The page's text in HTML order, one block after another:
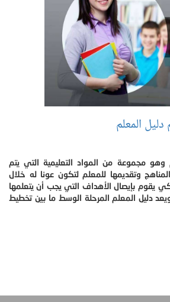
المعلم
وهو مجموعة من المواد التعليمية التي يتم
وتقديمها للمعلم لتكون عونا له خلال
يقوم بإيصال الأهداف التي يجب أن يتعلمها
دليل المعلم المرحلة الوسط ما بين تخطيط